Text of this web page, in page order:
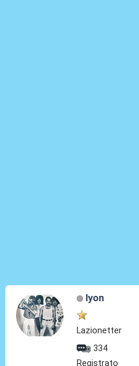
lyon
Lazionetter
334
Registrato